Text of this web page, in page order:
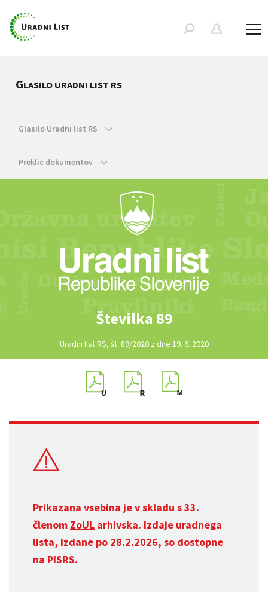
GLASILO URADNI LIST RS
Glasilo Uradni list RS
Preklic dokumentov
Številka 89
Uradni list RS, št. 89/2020 z dne 19. 6. 2020
Prikazana vsebina je v skladu s 33.
členom ZoUL arhivska. Izdaje uradnega
lista, izdane po 28.2.2026, so dostopne
na PISRS.